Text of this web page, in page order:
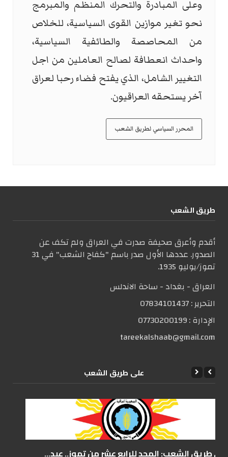
وعلى المبادرة والتحرك المنظم والمبرمج
نحو تغير موازين القوى السياسية، للخلاص
من المحاصصة والطائفية السياسية،
واحداث انعطافة لصالح العاملين من اجل
التغيير الشامل، الذي يفتح فضاء رحبا لعراق
آخر يستحقه العراقيون.
المحرر السياسي لطريق الشعب
طریق الشعب
أقدم وأعرق صحيفة صدرت في العراق ولم تكف عن
الصدور. عددها الأول صدر باسم "كفاح الشعب" في 31
تموز/يوليو 1935.
العراق - بغداد - ساحة الاندلس
التحریر :07834101437
الإدارة :07730200199
tareekalshaab@gmail.com
علی طریق الشعب
على طريق الشعب: المجد للرابع عشر من تموز.. عيد...